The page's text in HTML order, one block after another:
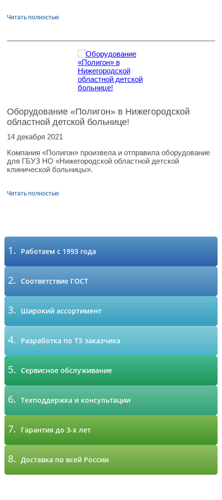
Читать полностью
Оборудование «Полигон» в Нижегородской
областной детской больнице!
14 декабря 2021
Компания «Полигон» произвела и отправила оборудование
для ГБУЗ НО «Нижегородской областной детской
клинической больницы».
Читать полностью
1. Работаем с 1993 года
2. Соответствие ГОСТ
3. Широкий ассортимент
4. Разработка по ТЗ заказчика
5. Сервисное обслуживание
6. Техподдержка и консультации
7. Гарантия до 3-х лет
8. Доставка по всей России